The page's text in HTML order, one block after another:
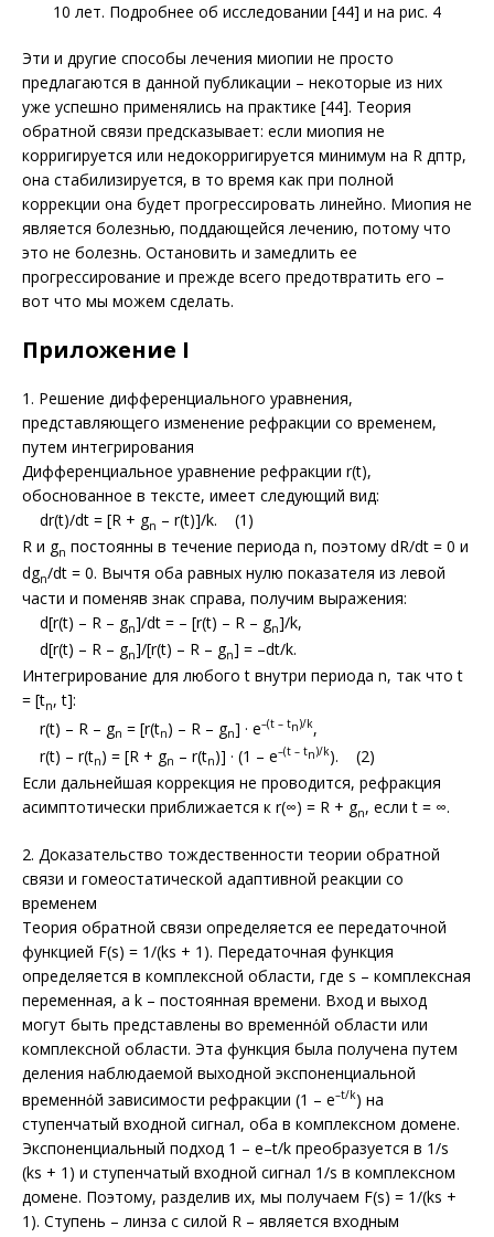
10 лет. Подробнее об исследовании [44] и на рис. 4
Эти и другие способы лечения миопии не просто
предлагаются в данной публикации – некоторые из них
уже успешно применялись на практике [44]. Теория
обратной связи предсказывает: если миопия не
корригируется или недокорригируется минимум на R дптр,
она стабилизируется, в то время как при полной
коррекции она будет прогрессировать линейно. Миопия не
является болезнью, поддающейся лечению, потому что
это не болезнь. Остановить и замедлить ее
прогрессирование и прежде всего предотвратить его –
вот что мы можем сделать.
Приложение I
1. Решение дифференциального уравнения,
представляющего изменение рефракции со временем,
путем интегрирования
Дифференциальное уравнение рефракции r(t),
обоснованное в тексте, имеет следующий вид:
dr(t)/dt = [R + gn – r(t)]/k. (1)
R и gn постоянны в течение периода n, поэтому dR/dt = 0 и
dgn/dt = 0. Вычтя оба равных нулю показателя из левой
части и поменяв знак справа, получим выражения:
d[r(t) – R – gn]/dt = – [r(t) – R – gn]/k,
d[r(t) – R – gn]/[r(t) – R – gn] = –dt/k.
Интегрирование для любого t внутри периода n, так что t
= [tn, t]:
r(t) – R – gn = [r(tn) – R – gn] · e–(t – tn)/k,
r(t) – r(tn) = [R + gn – r(tn)] · (1 – e–(t – tn)/k). (2)
Если дальнейшая коррекция не проводится, рефракция
асимптотически приближается к r(∞) = R + gn, если t = ∞.
2. Доказательство тождественности теории обратной
связи и гомеостатической адаптивной реакции со
временем
Теория обратной связи определяется ее передаточной
функцией F(s) = 1/(ks + 1). Передаточная функция
определяется в комплексной области, где s – комплексная
переменная, а k – постоянная времени. Вход и выход
могут быть представлены во временнόй области или
комплексной области. Эта функция была получена путем
деления наблюдаемой выходной экспоненциальной
временнόй зависимости рефракции (1 – e–t/k) на
ступенчатый входной сигнал, оба в комплексном домене.
Экспоненциальный подход 1 – e–t/k преобразуется в 1/s
(ks + 1) и ступенчатый входной сигнал 1/s в комплексном
домене. Поэтому, разделив их, мы получаем F(s) = 1/(ks +
1). Ступень – линза с силой R – является входным